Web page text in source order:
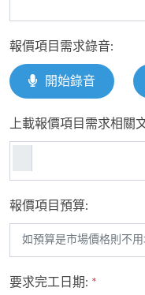
報價項目需求錄音:
開始錄音
上載報價項目需求相關
報價項目預算:
要求完工日期: *